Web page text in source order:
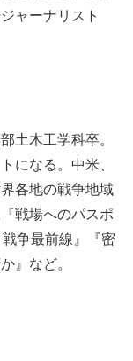
ャーナリスト
土木工学科卒。
になる。中米、
各地の戦争地域
戦場へのパスポ
争最前線』『密
』など。